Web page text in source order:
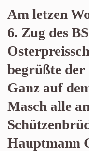
Am letzen
6. Zug des
begrüßte
Ganz auf
Masch alle
Hauptmann